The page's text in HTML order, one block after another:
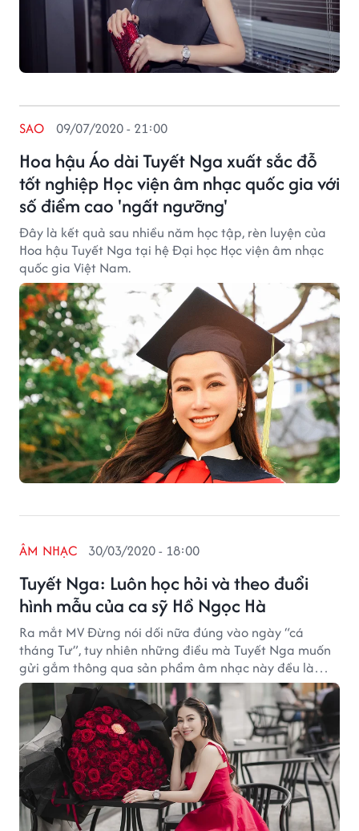
Hoa hậu Áo dài Tuyết Nga xuất sắc đỗ
tốt nghiệp Học viện âm nhạc quốc gia với
số điểm cao 'ngất ngưỡng'
SAO 09/07/2020 - 21:00
Đây là kết quả sau nhiều năm học tập, rèn luyện của
Hoa hậu Tuyết Nga tại hệ Đại học Học viện âm nhạc
quốc gia Việt Nam.
Tuyết Nga: Luôn học hỏi và theo đuổi
hình mẫu của ca sỹ Hồ Ngọc Hà
ÂM NHẠC 30/03/2020 - 18:00
Ra mắt MV Đừng nói dối nữa đúng vào ngày “cá
tháng Tư”, tuy nhiên những điều mà Tuyết Nga muốn
gửi gắm thông qua sản phẩm âm nhạc này đều là
những thông điệp có ý nghĩa thực sự trong đời sống.